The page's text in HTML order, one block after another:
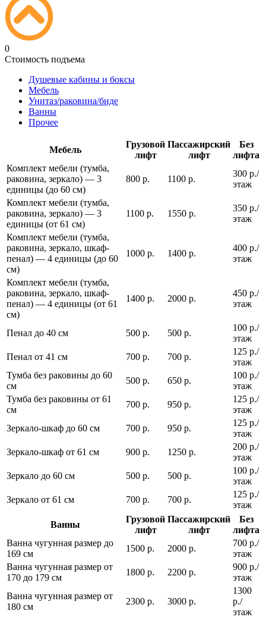
0
Стоимость подъема
Душевые кабины и боксы
Мебель
Унитаз/раковина/биде
Ванны
Прочее
Мебель
Грузовой
лифт
Пассажирский
лифт
Без
лифта
Комплект мебели (тумба,
раковина, зеркало) — 3
единицы (до 60 см)
800 р. 1100 р.
300 р./
этаж
Комплект мебели (тумба,
раковина, зеркало) — 3
единицы (от 61 см)
1100 р. 1550 р.
350 р./
этаж
Комплект мебели (тумба,
раковина, зеркало, шкаф-
пенал) — 4 единицы (до 60
см)
1000 р. 1400 р.
400 р./
этаж
Комплект мебели (тумба,
раковина, зеркало, шкаф-
пенал) — 4 единицы (от 61
см)
1400 р. 2000 р.
450 р./
этаж
Пенал до 40 см 500 р. 500 р.
100 р./
этаж
Пенал от 41 см
700 р. 700 р.
125 р./
этаж
Тумба без раковины до 60
см
500 р. 650 р.
100 р./
этаж
Тумба без раковины от 61
см
700 р. 950 р.
125 р./
этаж
Зеркало-шкаф до 60 см
700 р. 950 р.
125 р./
этаж
Зеркало-шкаф от 61 см
900 р. 1250 р.
200 р./
этаж
Зеркало до 60 см
500 р. 500 р.
100 р./
этаж
Зеркало от 61 см
700 р. 700 р.
125 р./
этаж
Ванны
Грузовой
лифт
Пассажирский
лифт
Без
лифта
Ванна чугунная размер до
169 см
1500 р. 2000 р.
700 р./
этаж
Ванна чугунная размер от
170 до 179 см
1800 р. 2200 р.
900 р./
этаж
Ванна чугунная размер от
180 см
2300 р. 3000 р.
1300
р./
этаж